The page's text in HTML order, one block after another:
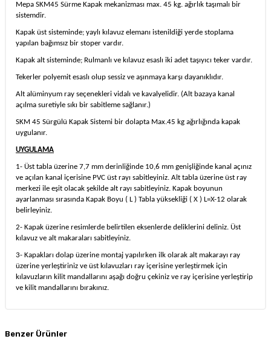
Mepa SKM45 Sürme Kapak mekanizması max. 45 kg. ağırlık taşımalı bir
sistemdir.
Kapak üst sisteminde; yaylı kılavuz elemanı istenildiği yerde stoplama
yapılan bağımsız bir stoper vardır.
Kapak alt sisteminde; Rulmanlı ve kılavuz esaslı iki adet taşıyıcı teker vardır.
Tekerler polyemit esaslı olup sessiz ve aşınmaya karşı dayanıklıdır.
Alt alüminyum ray seçenekleri vidalı ve kavalyelidir. (Alt bazaya kanal
açılma suretiyle sıkı bir sabitleme sağlanır.)
SKM 45 Sürgülü Kapak Sistemi bir dolapta Max.45 kg ağırlığında kapak
uygulanır.
UYGULAMA
1- Üst tabla üzerine 7,7 mm derinliğinde 10,6 mm genişliğinde kanal açınız
ve açılan kanal içerisine PVC üst rayı sabitleyiniz. Alt tabla üzerine üst ray
merkezi ile eşit olacak şekilde alt rayı sabitleyiniz. Kapak boyunun
ayarlanması sırasında Kapak Boyu ( L ) Tabla yüksekliği ( X ) L=X-12 olarak
belirleyiniz.
2- Kapak üzerine resimlerde belirtilen eksenlerde deliklerini deliniz. Üst
kılavuz ve alt makaraları sabitleyiniz.
3- Kapakları dolap üzerine montaj yapılırken ilk olarak alt makarayı ray
üzerine yerleştiriniz ve üst kılavuzları ray içerisine yerleştirmek için
kılavuzların kilit mandallarını aşağı doğru çekiniz ve ray içerisine yerleştirip
ve kilit mandallarını bırakınız.
Benzer Ürünler